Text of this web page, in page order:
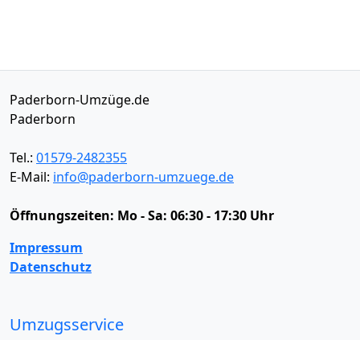
Paderborn-Umzüge.de
Paderborn
Tel.: 01579-2482355
E-Mail: info@paderborn-umzuege.de
Öffnungszeiten: Mo - Sa: 06:30 - 17:30 Uhr
Impressum
Datenschutz
Umzugsservice